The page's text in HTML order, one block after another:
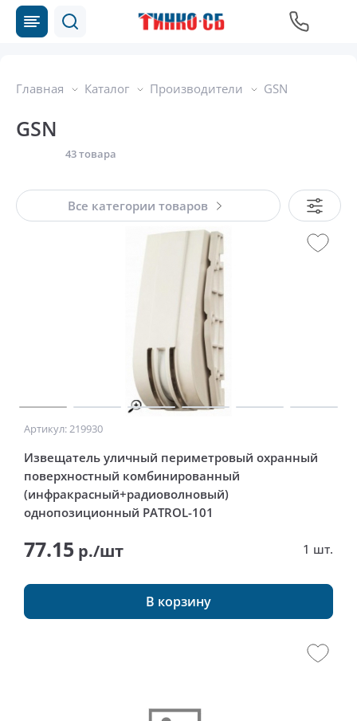
Главная Каталог Производители GSN
GSN
43 товара
Все категории товаров
Артикул: 219930
Извещатель уличный периметровый охранный
поверхностный комбинированный
(инфракрасный+радиоволновый)
однопозиционный PATROL-101
77.15 р./шт 1 шт.
В корзину